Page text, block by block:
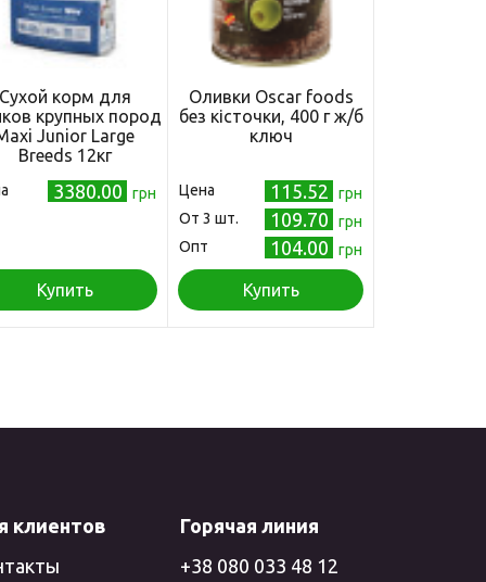
Сухой корм для
крупных пород
Junior Large
Breeds 12кг
3380.00 грн
Купить
Оливки Oscar foods
без кісточки, 400 г ж/б
ключ
Цена 115.52
грн
Oт 3 шт.
109.70
грн
Опт
104.00 грн
Купить
клиентов
Горячая линия
+38 080 033 48 12